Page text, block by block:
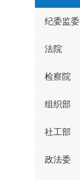
纪委监委
法院
检察院
组织部
社工部
政法委